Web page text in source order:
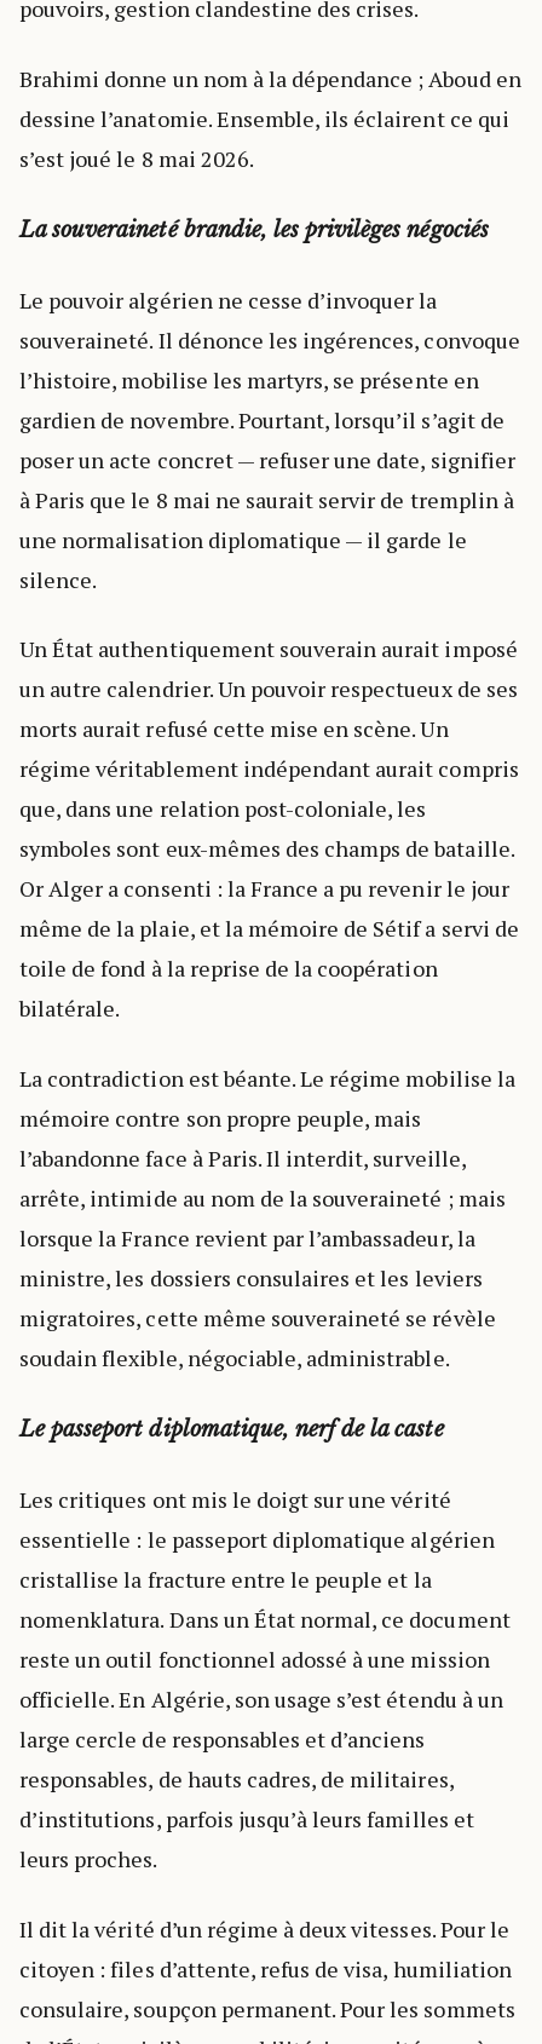
pouvoirs, gestion clandestine des crises.
Brahimi donne un nom à la dépendance ; Aboud en
dessine l’anatomie. Ensemble, ils éclairent ce qui
s’est joué le 8 mai 2026.
La souveraineté brandie, les privilèges négociés
Le pouvoir algérien ne cesse d’invoquer la
souveraineté. Il dénonce les ingérences, convoque
l’histoire, mobilise les martyrs, se présente en
gardien de novembre. Pourtant, lorsqu’il s’agit de
poser un acte concret — refuser une date, signifier
à Paris que le 8 mai ne saurait servir de tremplin à
une normalisation diplomatique — il garde le
silence.
Un État authentiquement souverain aurait imposé
un autre calendrier. Un pouvoir respectueux de ses
morts aurait refusé cette mise en scène. Un
régime véritablement indépendant aurait compris
que, dans une relation post-coloniale, les
symboles sont eux-mêmes des champs de bataille.
Or Alger a consenti : la France a pu revenir le jour
même de la plaie, et la mémoire de Sétif a servi de
toile de fond à la reprise de la coopération
bilatérale.
La contradiction est béante. Le régime mobilise la
mémoire contre son propre peuple, mais
l’abandonne face à Paris. Il interdit, surveille,
arrête, intimide au nom de la souveraineté ; mais
lorsque la France revient par l’ambassadeur, la
ministre, les dossiers consulaires et les leviers
migratoires, cette même souveraineté se révèle
soudain flexible, négociable, administrable.
Le passeport diplomatique, nerf de la caste
Les critiques ont mis le doigt sur une vérité
essentielle : le passeport diplomatique algérien
cristallise la fracture entre le peuple et la
nomenklatura. Dans un État normal, ce document
reste un outil fonctionnel adossé à une mission
officielle. En Algérie, son usage s’est étendu à un
large cercle de responsables et d’anciens
responsables, de hauts cadres, de militaires,
d’institutions, parfois jusqu’à leurs familles et
leurs proches.
Il dit la vérité d’un régime à deux vitesses. Pour le
citoyen : files d’attente, refus de visa, humiliation
consulaire, soupçon permanent. Pour les sommets